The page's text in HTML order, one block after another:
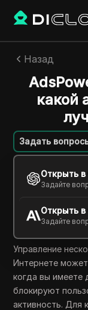
Назад
какой
Задать
Открыть в
Задайте
Открыть в
Задайте
Линь
20 сент.
Copy Link
Управление
Интернете
когда вы имеете
блокируют
активность. Для